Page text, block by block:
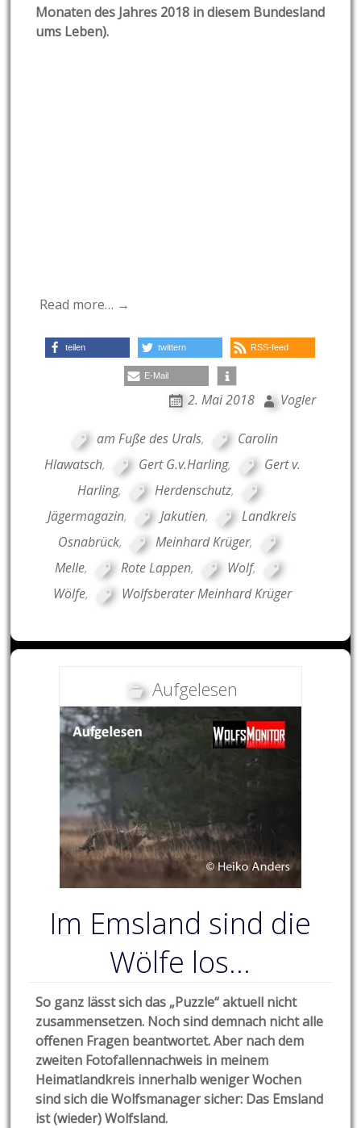
Monaten des Jahres 2018 in diesem Bundesland
ums Leben).
Read more… →
teilen twittern RSS-feed
E-Mail
2. Mai 2018 Vogler
am Fuße des Urals,
Carolin
Hlawatsch, Gert G.v.Harling,
Gert v.
Harling, Herdenschutz,
Jägermagazin, Jakutien,
Landkreis
Osnabrück, Meinhard Krüger,
Melle, Rote Lappen, Wolf,
Wölfe, Wolfsberater Meinhard Krüger
Aufgelesen
Im Emsland sind die
Wölfe los…
So ganz lässt sich das „Puzzle“ aktuell nicht
zusammensetzen. Noch sind demnach nicht alle
offenen Fragen beantwortet. Aber nach dem
zweiten Fotofallennachweis in meinem
Heimatlandkreis innerhalb weniger Wochen
sind sich die Wolfsmanager sicher: Das Emsland
ist (wieder) Wolfsland.